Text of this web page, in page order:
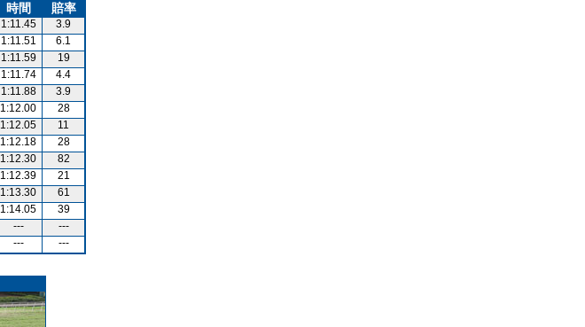
時間
賠率
1:11.45
3.9
1:11.51
6.1
1:11.59
19
1:11.74
4.4
1:11.88
3.9
1:12.00
28
1:12.05
11
1:12.18
28
1:12.30
82
1:12.39
21
1:13.30
61
1:14.05
39
---
---
--- ---